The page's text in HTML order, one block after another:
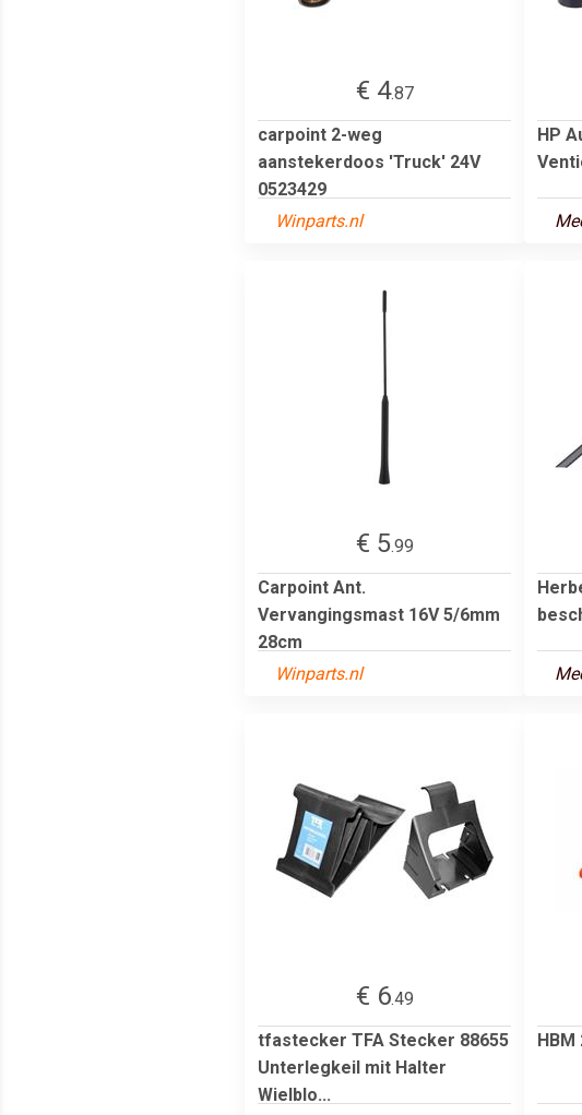
€ 4.87
carpoint 2-weg
aanstekerdoos 'Truck' 24V
0523429
Winparts.nl
HP
€ 5.99
Carpoint Ant.
Vervangingsmast 16V 5/6mm
28cm
Winparts.nl
€ 6.49
tfastecker TFA Stecker 88655
Unterlegkeil mit Halter
Wielblo...